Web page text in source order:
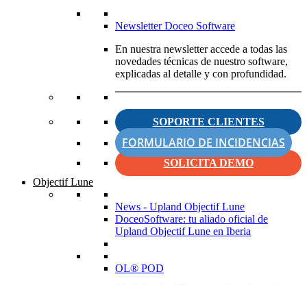
Newsletter Doceo Software
En nuestra newsletter accede a todas las
novedades técnicas de nuestro software,
explicadas al detalle y con profundidad.
SOPORTE CLIENTES
FORMULARIO DE INCIDENCIAS
SOLICITA DEMO
Objectif Lune
News - Upland Objectif Lune
DoceoSoftware: tu aliado oficial de
Upland Objectif Lune en Iberia
OL® POD